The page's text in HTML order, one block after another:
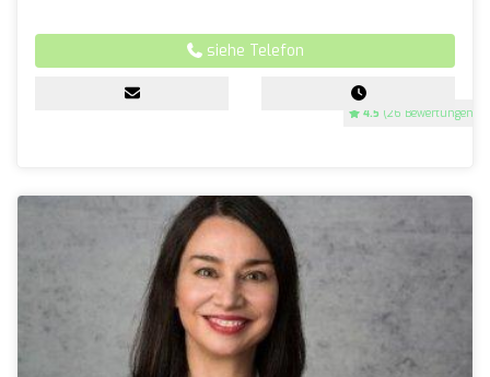
4.5 (26 Bewertungen)
siehe Telefon